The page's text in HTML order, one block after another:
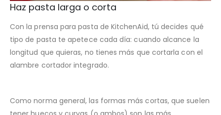
Haz pasta larga o corta
Con la prensa para pasta de KitchenAid, tú decides qué
tipo de pasta te apetece cada día: cuando alcance la
longitud que quieras, no tienes más que cortarla con el
alambre cortador integrado.
Como norma general, las formas más cortas, que suelen